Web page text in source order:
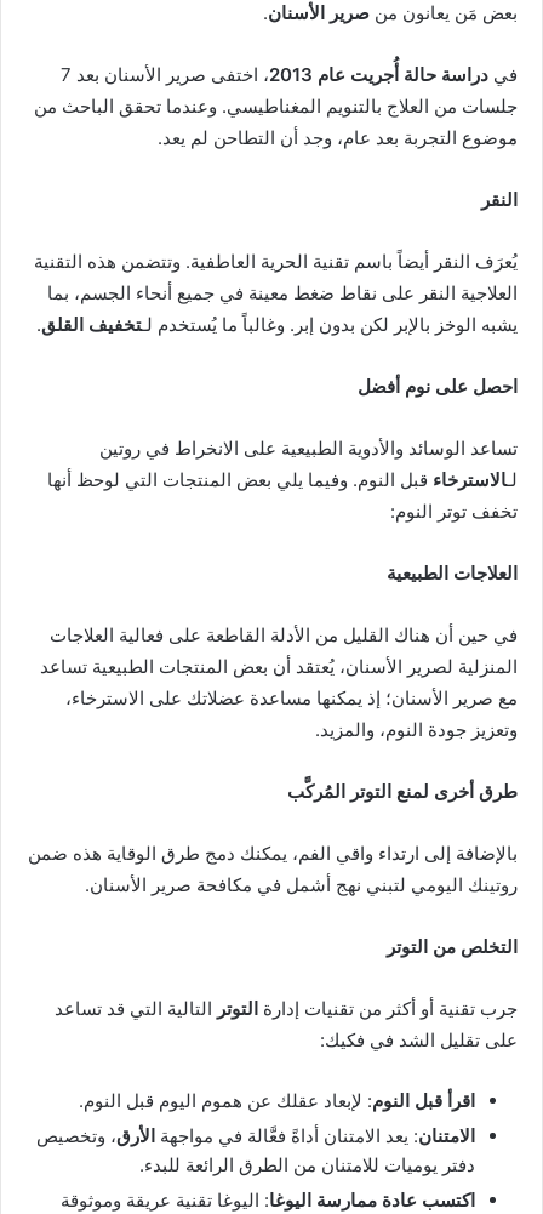
بعض مَن يعانون من صرير الأسنان.
في دراسة حالة أُجريت عام 2013
، اختفى صرير الأسنان بعد 7
جلسات من العلاج بالتنويم المغناطيسي. وعندما تحقق الباحث من
موضوع التجربة بعد عام، وجد أن التطاحن لم يعد.
النقر
يُعرَف النقر أيضاً باسم تقنية الحرية العاطفية. وتتضمن هذه التقنية
العلاجية النقر على نقاط ضغط معينة في جميع أنحاء الجسم، بما
يشبه الوخز بالإبر لكن بدون إبر. وغالباً ما يُستخدم لـتخفيف القلق.
احصل على نوم أفضل
تساعد الوسائد والأدوية الطبيعية على الانخراط في روتين
لـالاسترخاء قبل النوم. وفيما يلي بعض المنتجات التي لوحظ أنها
تخفف توتر النوم:
العلاجات الطبيعية
في حين أن هناك القليل من الأدلة القاطعة على فعالية العلاجات
المنزلية لصرير الأسنان، يُعتقد أن بعض المنتجات الطبيعية تساعد
مع صرير الأسنان؛ إذ يمكنها مساعدة عضلاتك على الاسترخاء،
وتعزيز جودة النوم، والمزيد.
طرق أخرى لمنع التوتر المُركَّب
بالإضافة إلى ارتداء واقي الفم، يمكنك دمج طرق الوقاية هذه ضمن
روتينك اليومي لتبني نهج أشمل في مكافحة صرير الأسنان.
التخلص من التوتر
جرب تقنية أو أكثر من تقنيات إدارة التوتر التالية التي قد تساعد
على تقليل الشد في فكيك:
اقرأ قبل النوم: لإبعاد عقلك عن هموم اليوم قبل النوم.
الامتنان: يعد الامتنان أداةً فعَّالة في مواجهة الأرق، وتخصيص
دفتر يوميات للامتنان من الطرق الرائعة للبدء.
اكتسب عادة ممارسة اليوغا: اليوغا تقنية عريقة وموثوقة